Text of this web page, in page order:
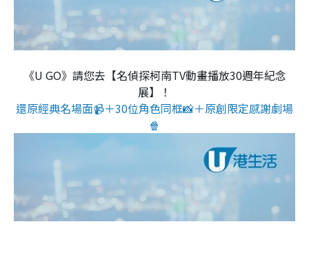
《U GO》請您去【名偵探柯南TV動畫播放30週年紀念
展】！
還原經典名場面📹＋30位角色同框📸＋原創限定感謝劇場
🍿